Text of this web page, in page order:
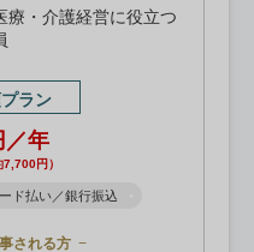
療・介護経営に役立つ
ラン
／年
7,700円）
ド払い／銀行振込
される方